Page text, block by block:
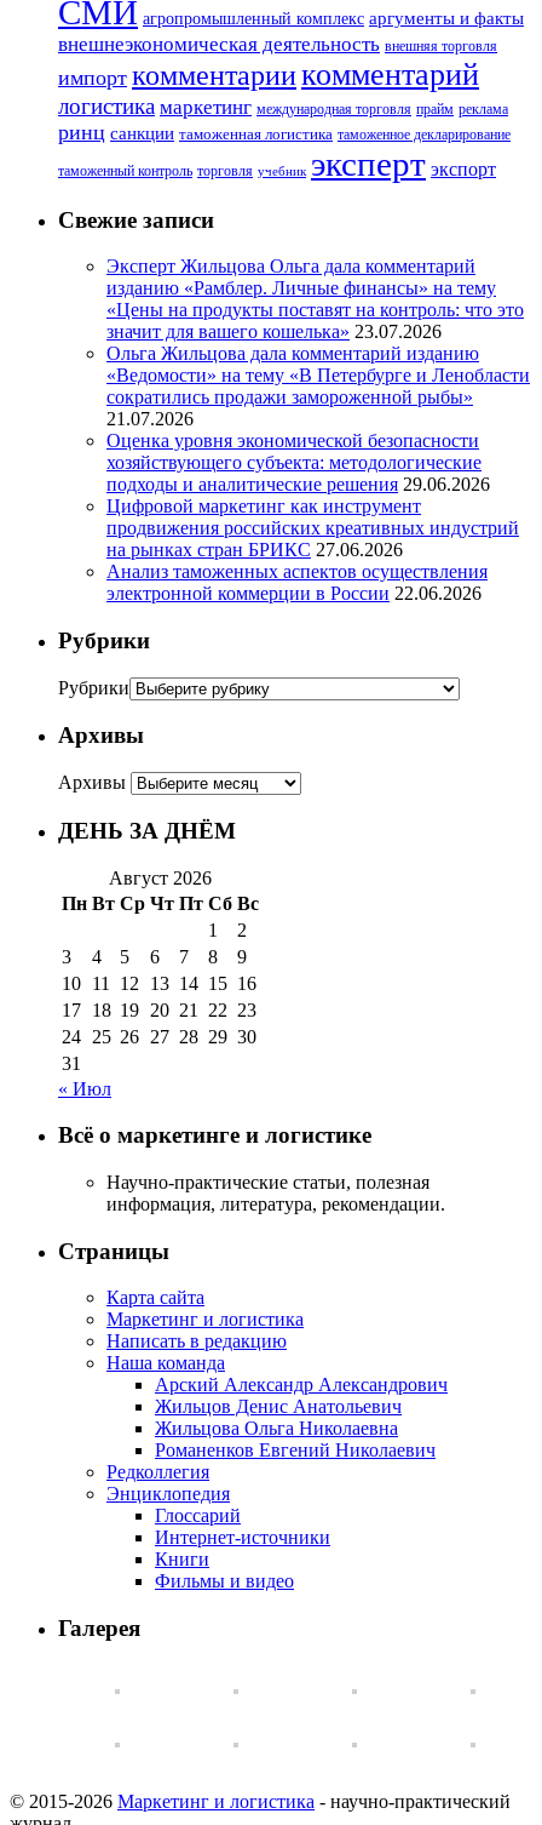
СМИ агропромышленный комплекс аргументы и факты
внешнеэкономическая деятельность внешняя торговля
импорт комментариикомментарий
логистика маркетинг международная торговля прайм реклама
ринц санкции таможенная логистика таможенное декларирование
таможенный контроль торговля учебник эксперт экспорт
Свежие записи
Эксперт Жильцова Ольга дала комментарий
изданию «Рамблер. Личные финансы» на тему
«Цены на продукты поставят на контроль: что это
значит для вашего кошелька» 23.07.2026
Ольга Жильцова дала комментарий изданию
«Ведомости» на тему «В Петербурге и Ленобласти
сократились продажи замороженной рыбы»
21.07.2026
Оценка уровня экономической безопасности
хозяйствующего субъекта: методологические
подходы и аналитические решения 29.06.2026
Цифровой маркетинг как инструмент
продвижения российских креативных индустрий
на рынках стран БРИКС 27.06.2026
Анализ таможенных аспектов осуществления
электронной коммерции в России 22.06.2026
Рубрики
Рубрики
Архивы
Архивы
ДЕНЬ ЗА ДНЁМ
Август 2026
Пн Вт Ср Чт Пт Сб Вс
1
2
3
4 5 6 7 8
9
10 11 12 13 14 15 16
17 18 19 20 21 22 23
24 25 26 27 28 29 30
31
« Июл
Всё о маркетинге и логистике
Научно-практические статьи, полезная
информация, литература, рекомендации.
Страницы
Карта сайта
Маркетинг и логистика
Написать в редакцию
Наша команда
Арский Александр Александрович
Жильцов Денис Анатольевич
Жильцова Ольга Николаевна
Романенков Евгений Николаевич
Редколлегия
Энциклопедия
Глоссарий
Интернет-источники
Книги
Фильмы и видео
Галерея
© 2015-2026 Маркетинг и логистика - научно-практический